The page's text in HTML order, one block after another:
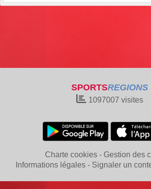
SPORTSREGIONS
1097007 visites
Charte cookies
Gestion des
Informations légales
Signaler un